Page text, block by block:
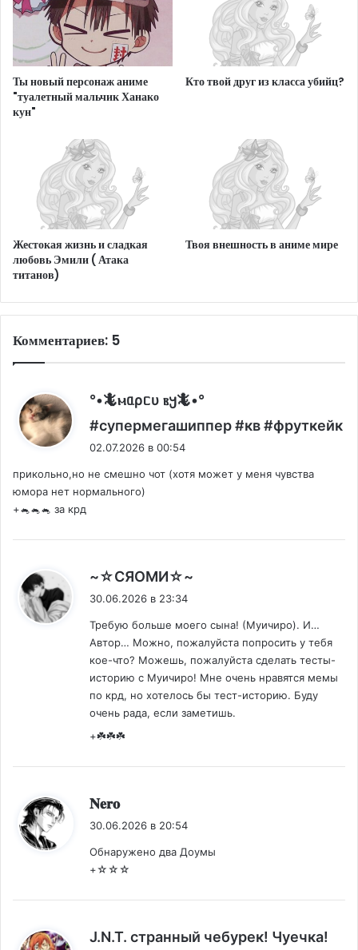
Ты новый персонаж аниме
"туалетный мальчик Ханако
кун"
Кто твой друг из класса убийц?
Жестокая жизнь и сладкая
любовь Эмили ( Атака
титанов)
Твоя внешность в аниме мире
Комментариев: 5
°•🦎ⲙᥲρᥴυ ⲃ𐔤🦎•°
#супермегашиппер #кв #фруткейк
02.07.2026 в 00:54
прикольно,но не смешно чот (хотя может у меня чувства
юмора нет нормального)
+🐁🐁🐁 за крд
~☆СЯОМИ☆~
30.06.2026 в 23:34
Требую больше моего сына! (Муичиро). И…
Автор… Можно, пожалуйста попросить у тебя
кое-что? Можешь, пожалуйста сделать тесты-
историю с Муичиро! Мне очень нравятся мемы
по крд, но хотелось бы тест-историю. Буду
очень рада, если заметишь.
+☘️☘️☘️
𝐍𝐞𝐫𝐨
30.06.2026 в 20:54
Обнаружено два Доумы
+☆☆☆
J.N.T. странный чебурек! Чуечка!